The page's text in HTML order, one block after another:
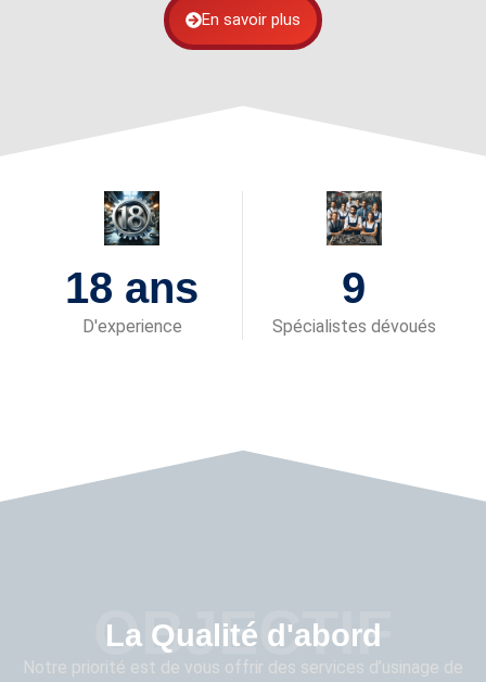
En savoir plus
18 ans
D'experience
9
Spécialistes dévoués
OBJECTIF
La Qualité d'abord
Notre priorité est de vous offrir des services d’usinage de